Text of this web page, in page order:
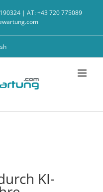
| AT: +43 720 775089
KI-